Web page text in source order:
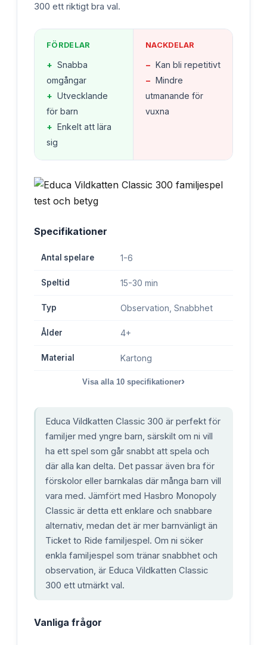
300 ett riktigt bra val.
FÖRDELAR
+ Snabba
omgångar
+ Utvecklande
för barn
+ Enkelt att lära
sig
NACKDELAR
− Kan bli repetitivt
− Mindre
utmanande för
vuxna
Specifikationer
Antal spelare 1-6
Speltid 15-30 min
Typ Observation, Snabbhet
Ålder 4+
Material Kartong
Visa alla 10 specifikationer›
Educa Vildkatten Classic 300 är perfekt för
familjer med yngre barn, särskilt om ni vill
ha ett spel som går snabbt att spela och
där alla kan delta. Det passar även bra för
förskolor eller barnkalas där många barn vill
vara med. Jämfört med Hasbro Monopoly
Classic är detta ett enklare och snabbare
alternativ, medan det är mer barnvänligt än
Ticket to Ride familjespel. Om ni söker
enkla familjespel som tränar snabbhet och
observation, är Educa Vildkatten Classic
300 ett utmärkt val.
Vanliga frågor